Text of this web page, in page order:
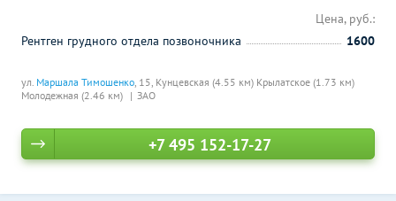
ул. Маршала Тимошенко, 15, Кунцевская (4.55 км) Крылатское (1.73 км)
Молодежная (2.46 км)
ЗАО
Цена, руб.:
Рентген грудного отдела позвоночника
1600
+7 495 152-17-27